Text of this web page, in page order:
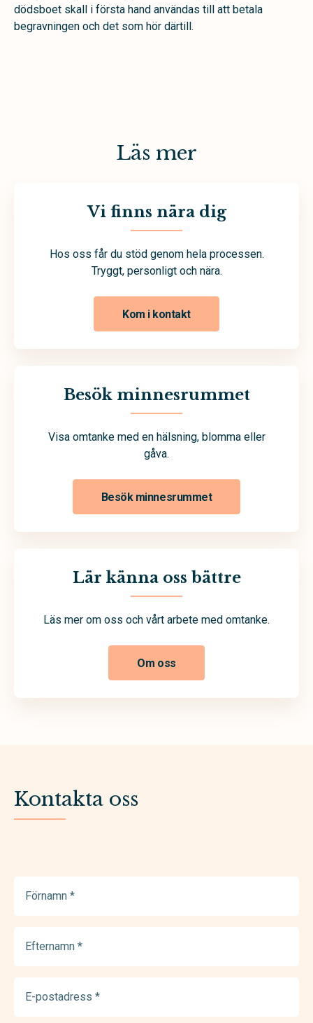
dödsboet skall i första hand användas till att betala
begravningen och det som hör därtill.
Läs mer
Vi finns nära dig
Hos oss får du stöd genom hela processen.
Tryggt, personligt och nära.
Kom i kontakt
Besök minnesrummet
Visa omtanke med en hälsning, blomma eller
gåva.
Besök minnesrummet
Lär känna oss bättre
Läs mer om oss och vårt arbete med omtanke.
Om oss
Kontakta oss
(Required)
(Required)
postadress